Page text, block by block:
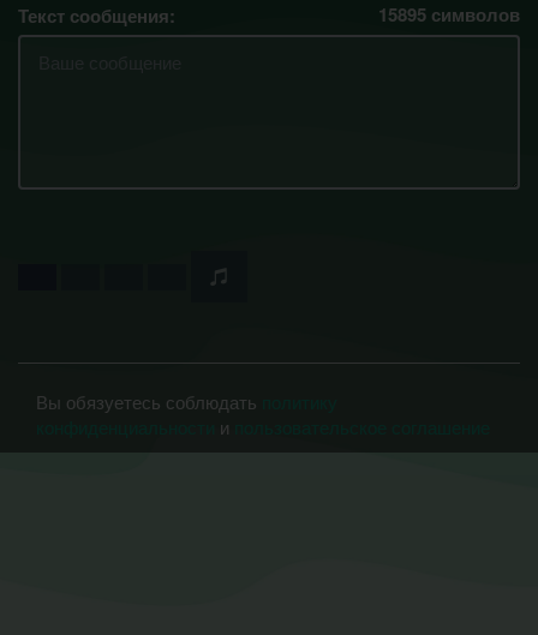
Текст сообщения: 15895 символов
Вы обязуетесь соблюдать
и